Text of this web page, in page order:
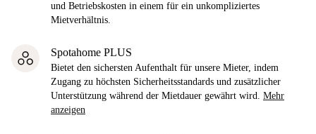
und Betriebskosten in einem für ein unkompliziertes
Mietverhältnis.
Spotahome PLUS
Bietet den sichersten Aufenthalt für unsere Mieter, indem
Zugang zu höchsten Sicherheitsstandards und zusätzlicher
Unterstützung während der Mietdauer gewährt wird. Mehr
anzeigen